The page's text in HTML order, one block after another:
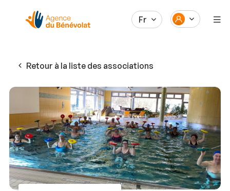
Fr
Retour à la liste des associations